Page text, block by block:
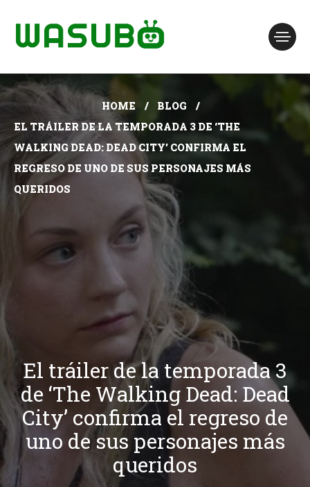
HOME
BLOG
EL TRÁILER DE LA TEMPORADA 3 DE ‘THE
WALKING DEAD: DEAD CITY’ CONFIRMA EL
REGRESO DE UNO DE SUS PERSONAJES MÁS
QUERIDOS
El tráiler de la temporada 3
de ‘The Walking Dead: Dead
City’ confirma el regreso de
uno de sus personajes más
queridos